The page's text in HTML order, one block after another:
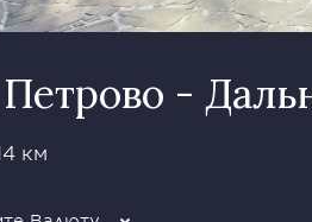
-
км